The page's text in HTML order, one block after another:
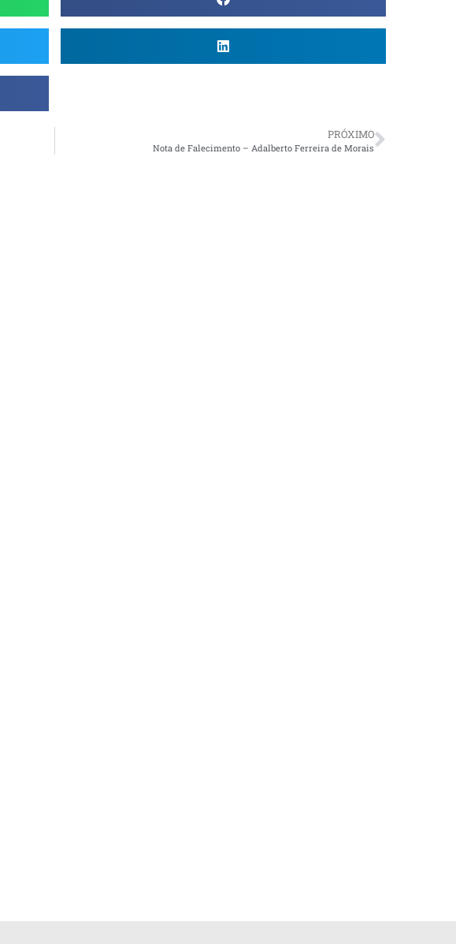
PRÓXIMO
Nota de Falecimento – Adalberto Ferreira de Morais